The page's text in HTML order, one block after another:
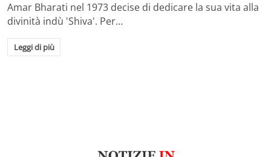
Amar Bharati nel 1973 decise di dedicare la sua vita alla
divinità indù 'Shiva'. Per…
Leggi di più